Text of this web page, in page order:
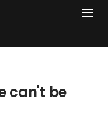
can't be